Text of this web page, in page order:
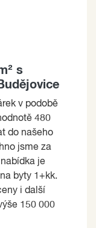
s
v podobě
480
do našeho
jsme za
je
byty 1+kk.
i další
150 000